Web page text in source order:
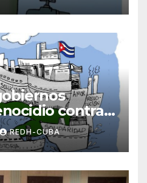
contra
López
REDH-CUBA